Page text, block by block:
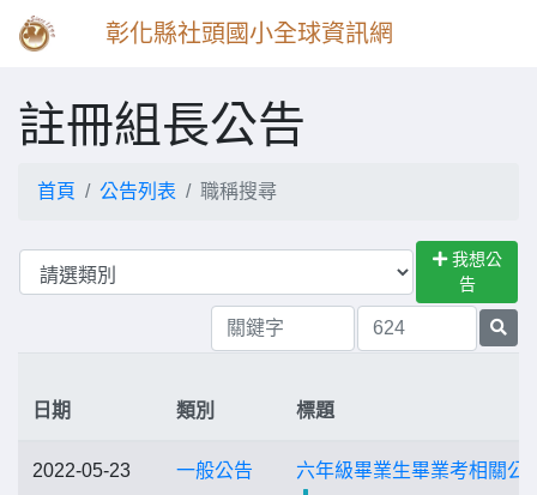
彰化縣社頭國小全球資訊網
註冊組長公告
首頁 公告列表 職稱搜尋
我想公
告
日期 類別 標題
2022-05-23 一般公告 六年級畢業生畢業考相關公